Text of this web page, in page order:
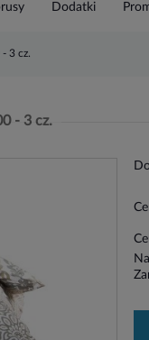
Dodatki
3 cz.
- 3 cz.